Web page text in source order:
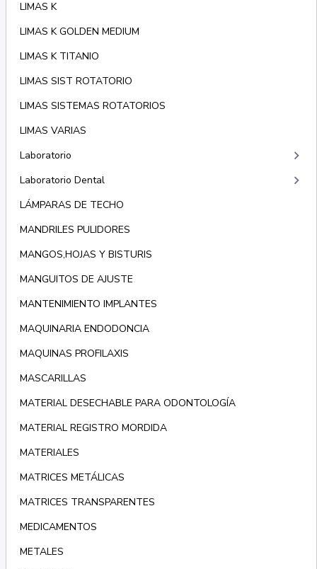
LIMAS K
LIMAS K GOLDEN MEDIUM
LIMAS K TITANIO
LIMAS SIST ROTATORIO
LIMAS SISTEMAS ROTATORIOS
LIMAS VARIAS
Laboratorio
keyboard_arrow_right
Laboratorio Dental keyboard_arrow_right
LÁMPARAS DE TECHO
MANDRILES PULIDORES
MANGOS,HOJAS Y BISTURIS
MANGUITOS DE AJUSTE
MANTENIMIENTO IMPLANTES
MAQUINARIA ENDODONCIA
MAQUINAS PROFILAXIS
MASCARILLAS
MATERIAL DESECHABLE PARA ODONTOLOGÍA
MATERIAL REGISTRO MORDIDA
MATERIALES
MATRICES METÁLICAS
MATRICES TRANSPARENTES
MEDICAMENTOS
METALES